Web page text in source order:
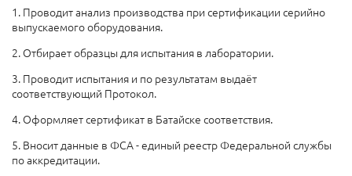
1. Проводит анализ производства при сертификации серийно
выпускаемого оборудования.
2. Отбирает образцы для испытания в лаборатории.
3. Проводит испытания и по результатам выдаёт
соответствующий Протокол.
4. Оформляет сертификат в Батайске соответствия.
5. Вносит данные в ФСА - единый реестр Федеральной службы
по аккредитации.